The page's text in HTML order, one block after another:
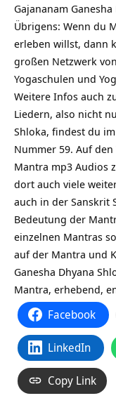
Gajananam
Übrigens: Wenn du
erleben willst, dann
großen Netzwerk von
Yogaschulen und
Weitere Infos auch
Liedern, also nicht
Shloka, findest du im
Nummer 59. Auf
Mantra mp3 Audios
dort auch viele
auch in der Sanskrit
Bedeutung der
einzelnen Mantras
aufder Mantra und
Ganesha Dhyana
Mantra, erhebend,
Facebook
LinkedIn
Copy Link